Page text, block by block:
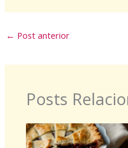
← Post anterior
Posts